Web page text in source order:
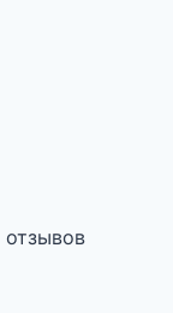
отзывов